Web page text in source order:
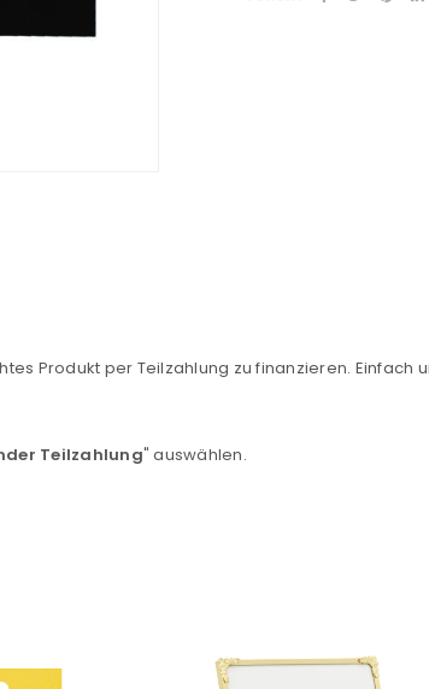
Produkt per Teilzahlung zu finanzieren. Einfach
Teilzahlung" auswählen.